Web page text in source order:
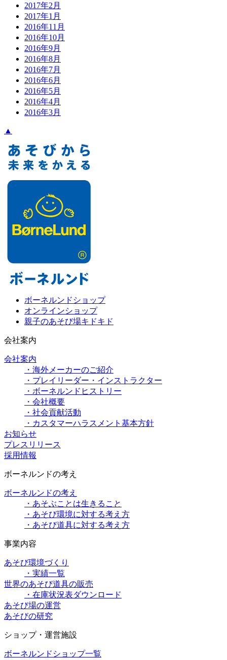
2017年2月
2017年1月
2016年11月
2016年10月
2016年9月
2016年8月
2016年7月
2016年6月
2016年5月
2016年4月
2016年3月
▲
ボーネルンドショップ
オンラインショップ
親子のあそび場キドキド
会社案内
会社案内
・海外メーカーのご紹介
・プレイリーダー・インストラクター
・ボーネルンドヒストリー
・会社概要
・社会貢献活動
・カスタマーハラスメント基本方針
お知らせ
プレスリリース
採用情報
ボーネルンドの考え
ボーネルンドの考え
・あそぶことは生きること
・あそび環境に対する考え方
・あそび道具に対する考え方
事業内容
あそび環境づくり
・実績一覧
世界のあそび道具の販売
・在庫状況表ダウンロード
あそび場の運営
あそびの研究
ショップ・運営施設
ボーネルンドショップ一覧